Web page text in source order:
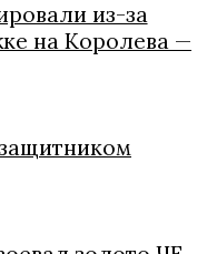
из-за
на Королева —